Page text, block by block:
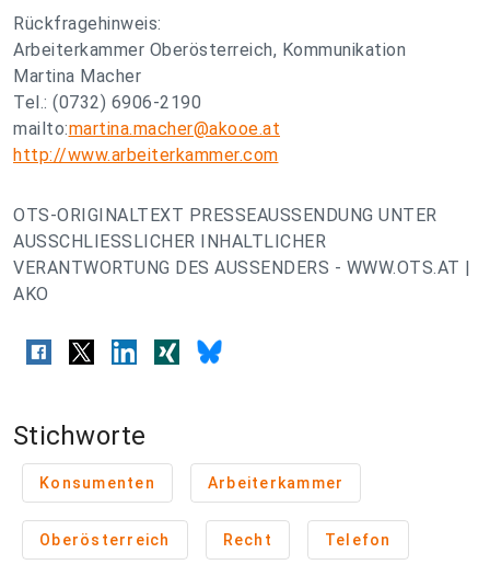
Rückfragehinweis:
Arbeiterkammer Oberösterreich, Kommunikation
Martina Macher
Tel.: (0732) 6906-2190
mailto:martina.macher@akooe.at
http://www.arbeiterkammer.com
OTS-ORIGINALTEXT PRESSEAUSSENDUNG UNTER
AUSSCHLIESSLICHER INHALTLICHER
VERANTWORTUNG DES AUSSENDERS - WWW.OTS.AT |
AKO
Stichworte
Konsumenten Arbeiterkammer
Oberösterreich Recht Telefon